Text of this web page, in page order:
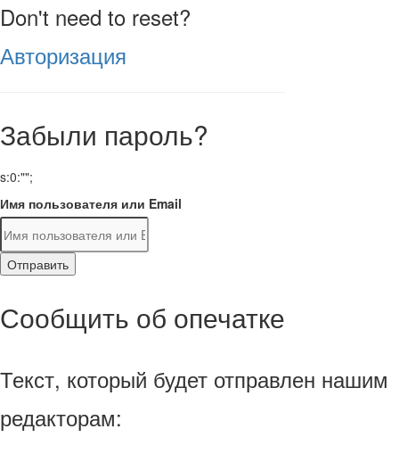
Don't need to reset?
Авторизация
Забыли пароль?
s:0:"";
Имя пользователя или Email
Отправить
Сообщить об опечатке
Текст, который будет отправлен нашим
редакторам: